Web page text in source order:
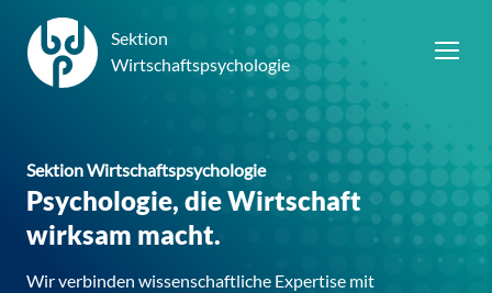
Sektion
Wirtschaftspsychologie
Sektion Wirtschaftspsychologie
Psychologie, die Wirtschaft
wirksam macht.
Wir verbinden wissenschaftliche Expertise mit